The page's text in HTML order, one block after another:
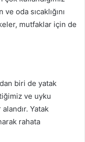
oda sıcaklığını
mutfaklar için de
biri de yatak
ve uyku
Yatak
rahata